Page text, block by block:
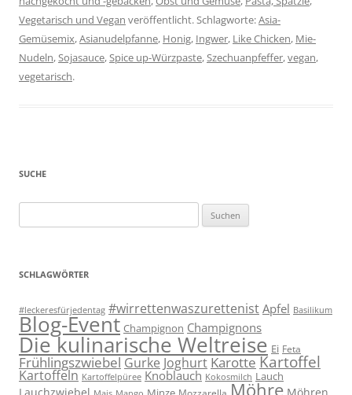
Vegetarisch und Vegan veröffentlicht. Schlagworte:Asia-
Gemüsemix,Asianudelpfanne, Honig, Ingwer, Like Chicken, Mie-
Nudeln,Sojasauce,Spice up-Würzpaste,Szechuanpfeffer,vegan,
vegetarisch.
SUCHE
nach:
SCHLAGWÖRTER
#leckeresfürjedentag #wirrettenwaszurettenist Apfel Basilikum
Blog-Event Champignon Champignons
Die kulinarische Weltreise Ei Feta
Frühlingszwiebel Gurke Joghurt Karotte Kartoffel
Kartoffeln Kartoffelpüree Knoblauch Kokosmilch Lauch
Möhre